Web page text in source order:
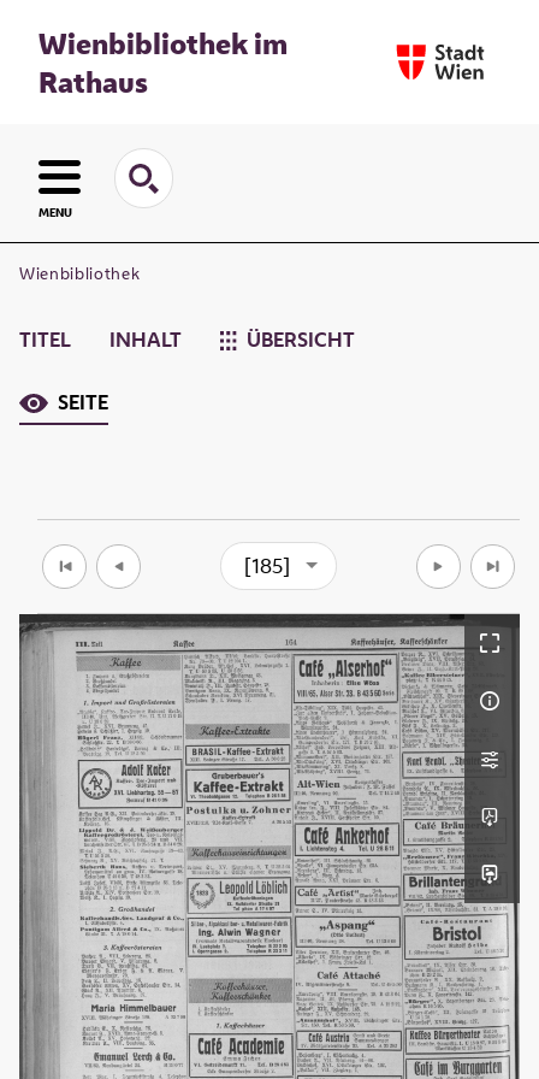
Wienbibliothek im
Rathaus
MENU
Wienbibliothek
TITEL INHALT ÜBERSICHT
SEITE
[185]